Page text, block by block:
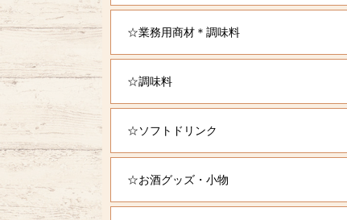
☆業務用商材＊調味料
☆調味料
☆ソフトドリンク
☆お酒グッズ・小物